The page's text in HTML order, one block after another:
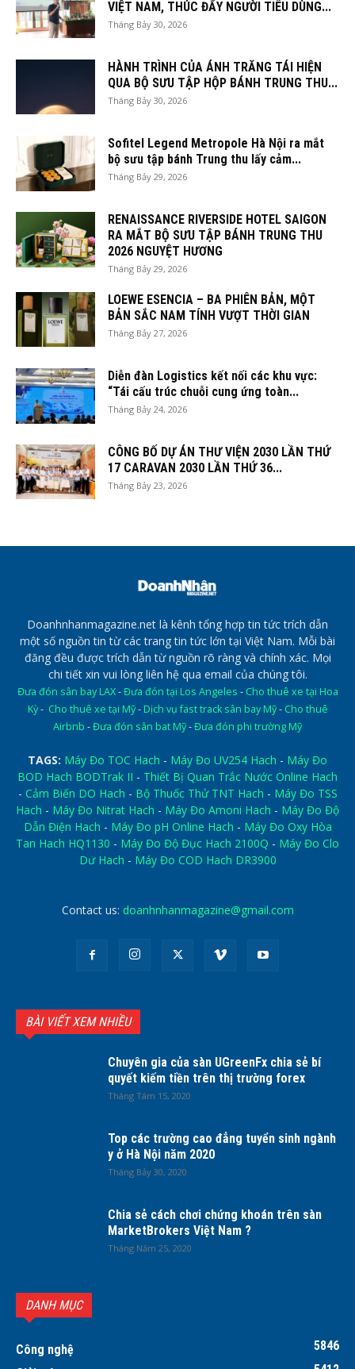
VIỆT NAM, THÚC ĐẨY NGƯỜI TIÊU DÙNG...
Tháng Bảy 30, 2026
HÀNH TRÌNH CỦA ÁNH TRĂNG TÁI HIỆN
QUA BỘ SƯU TẬP HỘP BÁNH TRUNG THU...
Tháng Bảy 30, 2026
Sofitel Legend Metropole Hà Nội ra mắt
bộ sưu tập bánh Trung thu lấy cảm...
Tháng Bảy 29, 2026
RENAISSANCE RIVERSIDE HOTEL SAIGON
RA MẮT BỘ SƯU TẬP BÁNH TRUNG THU
2026 NGUYỆT HƯƠNG
Tháng Bảy 29, 2026
LOEWE ESENCIA – BA PHIÊN BẢN, MỘT
BẢN SẮC NAM TÍNH VƯỢT THỜI GIAN
Tháng Bảy 27, 2026
Diễn đàn Logistics kết nối các khu vực:
“Tái cấu trúc chuỗi cung ứng toàn...
Tháng Bảy 24, 2026
CÔNG BỐ DỰ ÁN THƯ VIỆN 2030 LẦN THỨ
17 CARAVAN 2030 LẦN THỨ 36...
Tháng Bảy 23, 2026
Doanhnhanmagazine.net là kênh tổng hợp tin tức trích dẫn
một số nguồn tin từ các trang tin tức lớn tại Việt Nam. Mỗi bài
đăng đều được trích dẫn từ nguồn rõ ràng và chính xác. Mọi
chi tiết xin vui lòng liên hệ qua email của chúng tôi.
Đưa đón sân bay LAX-Đưa đón tại Los Angeles - Cho thuê xe tại Hoa
Kỳ- Cho thuê xe tại Mỹ- Dịch vụ fast track sân bay Mỹ- Cho thuê
Airbnb -Đưa đón sân bat Mỹ-Đưa đón phi trường Mỹ
TAGS: Máy Đo TOC Hach - Máy Đo UV254 Hach - Máy Đo
BOD Hach BODTrak II - Thiết Bị Quan Trắc Nước Online Hach
- Cảm Biến DO Hach - Bộ Thuốc Thử TNT Hach - Máy Đo TSS
Hach - Máy Đo Nitrat Hach - Máy Đo Amoni Hach - Máy Đo Độ
Dẫn Điện Hach - Máy Đo pH Online Hach - Máy Đo Oxy Hòa
Tan Hach HQ1130 - Máy Đo Độ Đục Hach 2100Q - Máy Đo Clo
Dư Hach - Máy Đo COD Hach DR3900
Contact us: doanhnhanmagazine@gmail.com
BÀI VIẾT XEM NHIỀU
Chuyên gia của sàn UGreenFx chia sẻ bí
quyết kiếm tiền trên thị trường forex
Tháng Tám 15, 2020
Top các trường cao đẳng tuyển sinh ngành
y ở Hà Nội năm 2020
Tháng Bảy 30, 2020
Chia sẻ cách chơi chứng khoán trên sàn
MarketBrokers Việt Nam ?
Tháng Năm 25, 2020
DANH MỤC
Công nghệ
5846